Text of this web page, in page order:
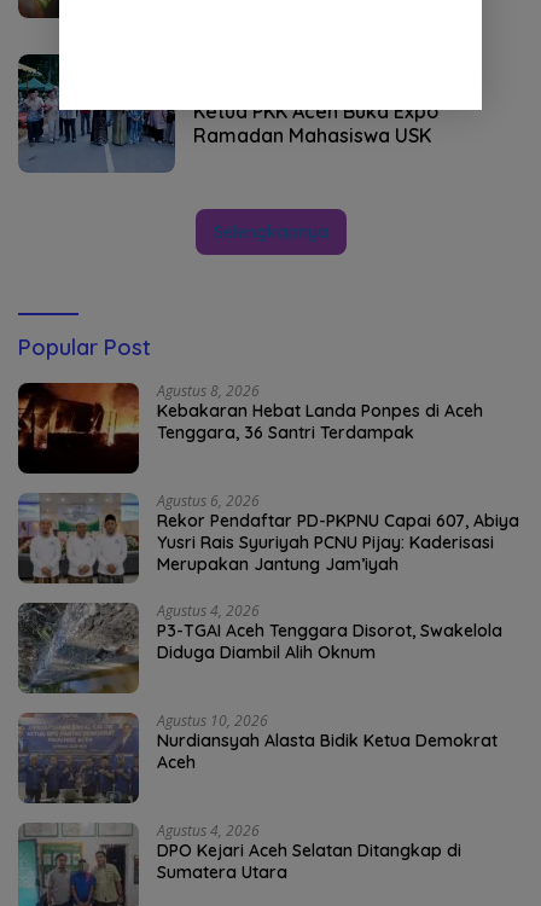
Ketua PKK Aceh Buka Expo
Ramadan Mahasiswa USK
Selengkapnya
Popular Post
Agustus 8, 2026
Kebakaran Hebat Landa Ponpes di Aceh
Tenggara, 36 Santri Terdampak
Agustus 6, 2026
Rekor Pendaftar PD-PKPNU Capai 607, Abiya
Yusri Rais Syuriyah PCNU Pijay: Kaderisasi
Merupakan Jantung Jam’iyah
Agustus 4, 2026
P3-TGAI Aceh Tenggara Disorot, Swakelola
Diduga Diambil Alih Oknum
Agustus 10, 2026
Nurdiansyah Alasta Bidik Ketua Demokrat
Aceh
Agustus 4, 2026
DPO Kejari Aceh Selatan Ditangkap di
Sumatera Utara